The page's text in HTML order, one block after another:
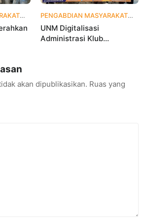
1 bulan yang lalu
PENGABDIAN MASYARAKAT
UNM Digitalisasi
Administrasi Klub
akan dipublikasikan. Ruas yang